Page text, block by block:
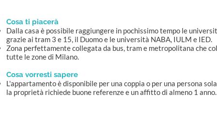
Cosa ti piacerà
Dalla casa è possibile raggiungere in pochissimo tempo le
grazie ai tram 3 e 15, il Duomo e le università NABA, IULM e IED.
Zona perfettamente collegata da bus, tram e metropolitana che
tutte le zone di Milano.
Cosa vorresti sapere
L'appartamento è disponibile per una coppia o per una persona
la proprietà richiede buone referenze e un affitto di almeno 1 anno.